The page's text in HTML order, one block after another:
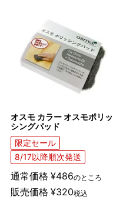
オスモ カラー オスモポリッ
シングパッド
限定セール
8/17以降順次発送
通常価格 ¥486のところ
販売価格 ¥320税込